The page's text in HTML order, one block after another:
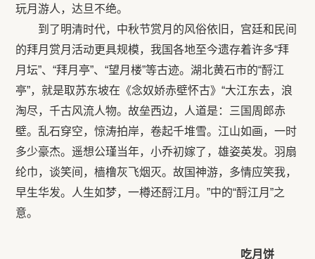
玩月游人，达旦不绝。
到了明清时代，中秋节赏月的风俗依旧，宫廷和民间
的拜月赏月活动更具规模，我国各地至今遗存着许多“拜
月坛”、“拜月亭”、“望月楼”等古迹。湖北黄石市的“酹江
亭”，就是取苏东坡在《念奴娇赤壁怀古》“大江东去，浪
淘尽，千古风流人物。故垒西边，人道是：三国周郎赤
壁。乱石穿空，惊涛拍岸，卷起千堆雪。江山如画，一时
多少豪杰。遥想公瑾当年，小乔初嫁了，雄姿英发。羽扇
纶巾，谈笑间，樯橹灰飞烟灭。故国神游，多情应笑我，
早生华发。人生如梦，一樽还酹江月。”中的“酹江月”之
意。
吃月饼